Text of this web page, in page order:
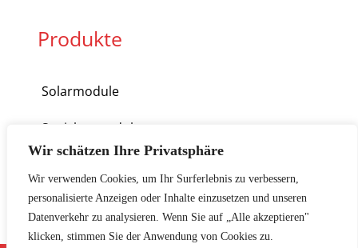
Wir schätzen Ihre Privatsphäre
Wir verwenden Cookies, um Ihr Surferlebnis zu verbessern,
personalisierte Anzeigen oder Inhalte einzusetzen und unseren
Datenverkehr zu analysieren. Wenn Sie auf „Alle akzeptieren"
klicken, stimmen Sie der Anwendung von Cookies zu.
Produkte
Solarmodule
Speichermodule
Wärmepumpen